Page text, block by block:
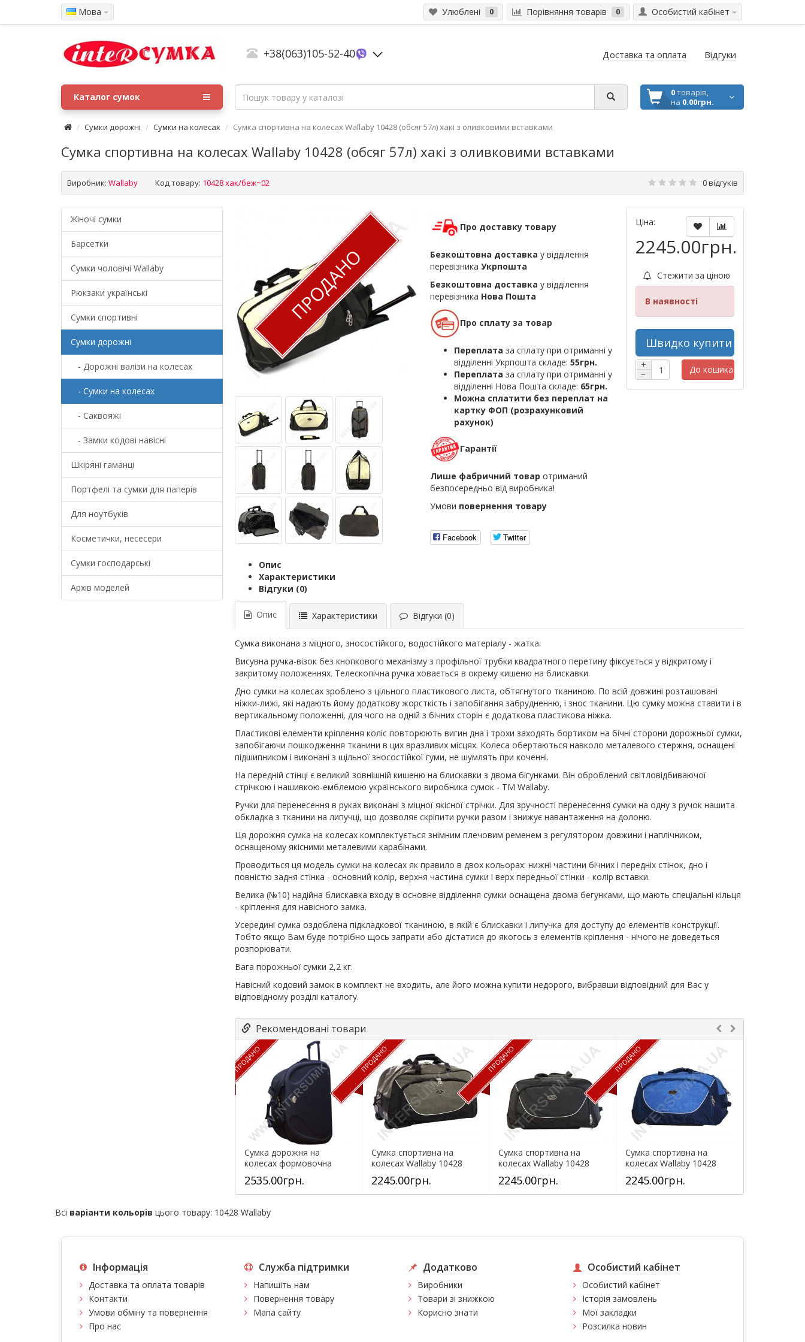
Мова Улюблені 0 Порівняння товарів 0 Особистий кабінет
+38(063)105-52-40 Доставка та оплата Відгуки
0товарів,
на 0.00грн.
Каталог сумок
Сумки дорожні Сумки на колесах Сумка спортивна на колесах Wallaby 10428 (обсяг 57л) хакі з оливковими вставками
Сумка спортивна на колесах Wallaby 10428 (обсяг 57л) хакі з оливковими вставками
Виробник: Wallaby Код товару: 10428 хак/беж~02 0 відгуків
Жіночі сумки
Барсетки
Cумки чоловічі Wallaby
Рюкзаки українські
Сумки спортивні
Сумки дорожні
- Дорожні валізи на колесах
- Сумки на колесах
- Саквояжі
- Замки кодові навісні
Шкіряні гаманці
Портфелі та сумки для паперів
Для ноутбуків
Косметички, несесери
Сумки господарські
Архів моделей
ПРОДАНО
Опис
Характеристики
Відгуки (0)
Про доставку товару
Безкоштовна доставка у відділення
перевізникаУкрпошта
Безкоштовна доставка у відділення
перевізника Нова Пошта
Про сплату за товар
Переплата за сплату при отриманні у
відділенні Укрпошта складе:55грн.
Переплата за сплату при отриманні у
відділенні Нова Пошта складе: 65грн.
Можна сплатити без переплат на
картку ФОП (розрахунковий
рахунок)
Гарантії
Лише фабричний товар отриманий
безпосередньо від виробника!
Умови повернення товару
Facebook Twitter
Ціна:
2245.00грн.
Стежити за ціною
В наявності
Швидко купити
+
−
До кошика
Опис Характеристики Відгуки (0)
Сумка виконана з міцного, зносостійкого, водостійкого матеріалу - жатка.
Висувна ручка-візок без кнопкового механізму з профільної трубки квадратного перетину фіксується у відкритому і
закритому положеннях. Телескопічна ручка ховається в окрему кишеню на блискавки.
Дно сумки на колесах зроблено з цільного пластикового листа, обтягнутого тканиною. По всій довжині розташовані
ніжки-лижі, які надають йому додаткову жорсткість і запобігання забрудненню, і знос тканини. Цю сумку можна ставити і в
вертикальному положенні, для чого на одній з бічних сторін є додаткова пластикова ніжка.
Пластикові елементи кріплення коліс повторюють вигин дна і трохи заходять бортиком на бічні сторони дорожньої сумки,
запобігаючи пошкодження тканини в цих вразливих місцях. Колеса обертаються навколо металевого стержня, оснащені
підшипником і виконані з щільної зносостійкої гуми, не шумлять при коченні.
На передній стінці є великий зовнішній кишеню на блискавки з двома бігунками. Він оброблений світловідбиваючої
стрічкою і нашивкою-емблемою українського виробника сумок - ТМ Wallaby.
Ручки для перенесення в руках виконані з міцної якісної стрічки. Для зручності перенесення сумки на одну з ручок нашита
обкладка з тканини на липучці, що дозволяє скріпити ручки разом і знижує навантаження на долоню.
Ця дорожня сумка на колесах комплектується знімним плечовим ременем з регулятором довжини і наплічником,
оснащеному якісними металевими карабінами.
Проводиться ця модель сумки на колесах як правило в двох кольорах: нижні частини бічних і передніх стінок, дно і
повністю задня стінка - основний колір, верхня частина сумки і верх передньої стінки - колір вставки.
Велика (№10) надійна блискавка входу в основне відділення сумки оснащена двома бегунками, що мають спеціальні кільця
- кріплення для навісного замка.
Усередині сумка оздоблена підкладкової тканиною, в якій є блискавки і липучка для доступу до елементів конструкції.
Тобто якщо Вам буде потрібно щось запрати або дістатися до якогось з елементів кріплення - нічого не доведеться
розпорювати.
Вага порожньої сумки 2,2 кг.
Навісний кодовий замок в комплект не входить, але його можна купити недорого, вибравши відповідний для Вас у
відповідному розділі каталогу.
Рекомендовані товари
ПРОДАНО
Сумка дорожня на
колесах формовочна
Wallaby 10430...
2535.00грн.
ПРОДАНО
Сумка спортивна на
колесах Wallaby 10428
(обсяг 57л)...
2245.00грн.
ПРОДАНО
Сумка спортивна на
колесах Wallaby 10428
(обсяг 57л)...
2245.00грн.
ПРОДАНО
Сумка спортивна на
колесах Wallaby 10428
(обсяг 57л)...
2245.00грн.
Всі варіанти кольорів цього товару: 10428 Wallaby
Інформація
Доставка та оплата товарів
Контакти
Умови обміну та повернення
Про нас
Служба підтримки
Напишіть нам
Повернення товару
Мапа сайту
Додатково
Виробники
Товари зі знижкою
Корисно знати
Особистий кабінет
Особистий кабінет
Історія замовлень
Мої закладки
Розсилка новин